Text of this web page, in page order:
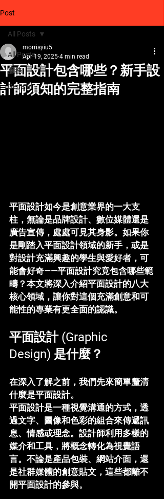
Post
All Posts
服務
General
All Posts
平面設計包含哪些？新手設
計師須知的完整指南
morrisyiu5
Apr 19, 2025 4 min read
平面設計如今是創意業界的一大支
柱，無論是品牌設計、數位媒體還是
廣告宣傳，處處可見其身影。如果你
是剛踏入平面設計領域的新手，或是
對設計充滿興趣的學生與愛好者，可
能會好奇——平面設計究竟包含哪些範
疇？本文將深入介紹平面設計的八大
核心領域，讓你對這個充滿創意和可
能性的專業有更全面的認識。
平面設計 (Graphic
Design) 是什麼？
在深入了解之前，我們先來簡單釐清
什麼是平面設計。
平面設計是一種視覺溝通的方式，透
過文字、圖像和色彩的組合來傳遞訊
息、情感或理念。設計師利用多樣的
媒介和工具，將概念轉化為視覺語
言。不論是產品包裝、網站介面，還
是社群媒體的創意貼文，這些都離不
開平面設計的參與。